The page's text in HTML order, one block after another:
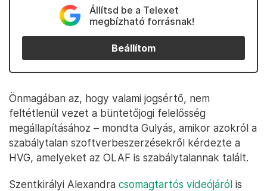
Állítsd be a Telexet
megbízható forrásnak!
Beállítom
Önmagában az, hogy valami jogsértő, nem
feltétlenül vezet a büntetőjogi felelősség
megállapításához – mondta Gulyás, amikor azokról a
szabálytalan szoftverbeszerzésekről kérdezte a
HVG, amelyeket az OLAF is szabálytalannak talált.
Szentkirályi Alexandra csomagtartós videójáról is